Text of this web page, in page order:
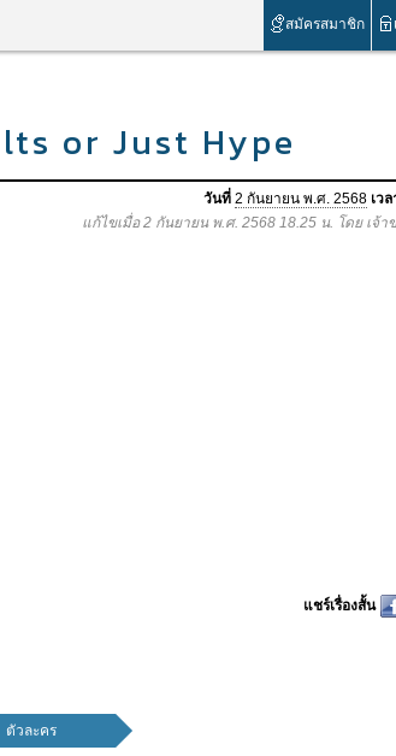
สมัครสมาชิก
or Just Hype
วันที่ 2 กันยายน พ.ศ. 2568 เวล
แก้ไขเมื่อ 2 กันยายน พ.ศ. 2568 18.25 น. โดย เจ้า
แชร์เรื่องสั้น
ตัวละคร